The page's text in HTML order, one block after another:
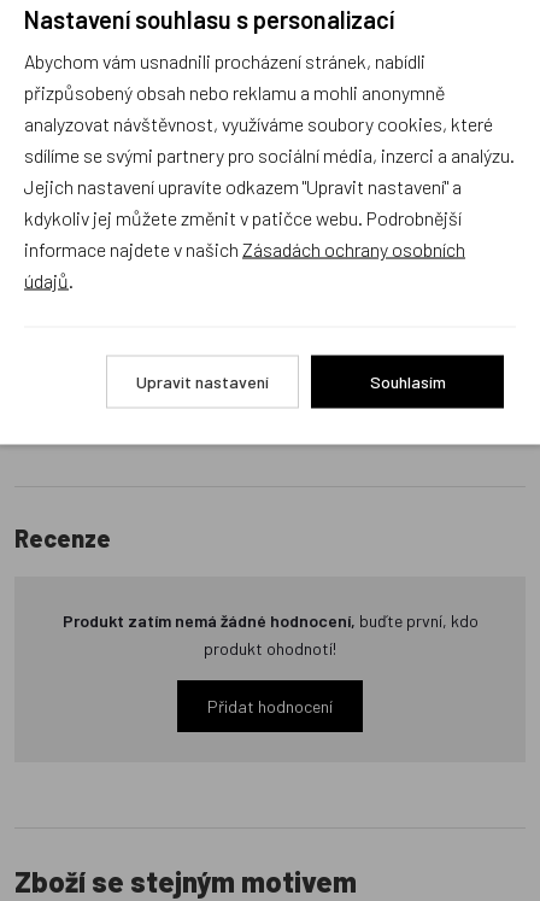
s výběrem (Po–Pá, 10–17 hod).
Jsme tu vždy rádi pro Vás! Váš rodinný obchod
Dráček.cz
Položit dotaz
Recenze v detailu produktu a texty od zákazníků v poradně
odrážejí výhradně názory a stanoviska zákazníků. Provozovatel
e-shopu Dráček.cz texty zákazníků předem neschvaluje ani
Zatím zde nejsou žádné dotazy. Buďte první, kdo se zeptá!
Recenze
Produkt zatím nemá žádné hodnocení, buďte první, kdo
produkt ohodnotí!
Přidat hodnocení
Zboží se stejným motivem
Nastavení souhlasu s personalizací
Abychom vám usnadnili procházení stránek, nabídli
přizpůsobený obsah nebo reklamu a mohli anonymně
analyzovat návštěvnost, využíváme soubory cookies, které
sdílíme se svými partnery pro sociální média, inzerci a analýzu.
Jejich nastavení upravíte odkazem "Upravit nastavení" a
kdykoliv jej můžete změnit v patičce webu. Podrobnější
informace najdete v našich Zásadách ochrany osobních
údajů
Upravit nastavení Souhlasím